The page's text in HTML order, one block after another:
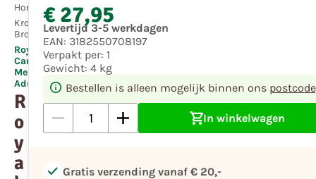
Hond
Krokante
Brok
Royal
Canin
Medium
Adult
R
o
y
a
€ 27,95
Levertijd 3-5 werkdagen
EAN: 3182550708197
Verpakt per: 1
Gewicht: 4 kg
Bestellen is alleen mogelijk binnen ons
In winkelwagen
check Gratis verzending vanaf € 20,-